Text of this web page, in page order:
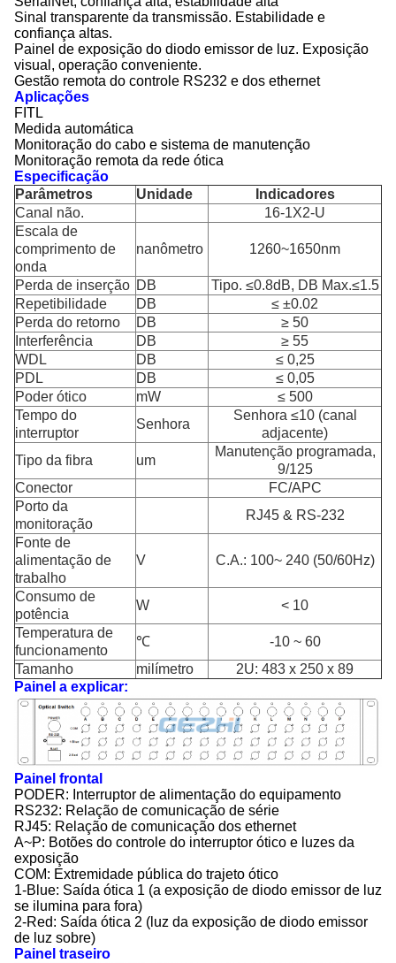
Sinal transparente da transmissão. Estabilidade e
confiança altas.
Painel de exposição do diodo emissor de luz. Exposição
visual, operação conveniente.
Gestão remota do controle RS232 e dos ethernet
Aplicações
FITL
Medida automática
Monitoração do cabo e sistema de manutenção
Monitoração remota da rede ótica
Especificação
Parâmetros
Unidade
Indicadores
Canal não.
16-1X2-U
Escala de
comprimento de
onda
nanômetro 1260~1650nm
Perda de inserção DB
Tipo. ≤0.8dB, DB Max.≤1.5
Repetibilidade
DB
≤ ±0.02
Perda do retorno
DB
≥ 50
Interferência
DB
≥ 55
WDL
DB
≤ 0,25
PDL
DB
≤ 0,05
Poder ótico
mW
≤ 500
Tempo do
interruptor
Senhora
Senhora ≤10 (canal
adjacente)
Tipo da fibra
um
Manutenção programada,
9/125
Conector
FC/APC
Porto da
monitoração
RJ45 & RS-232
Fonte de
alimentação de
trabalho
V C.A.: 100~ 240 (50/60Hz)
Consumo de
potência
W
< 10
Temperatura de
funcionamento
℃
-10 ~ 60
Tamanho
milímetro
2U: 483 x 250 x 89
Painel a explicar:
Painel frontal
PODER: Interruptor de alimentação do equipamento
RS232: Relação de comunicação de série
RJ45: Relação de comunicação dos ethernet
A~P: Botões do controle do interruptor ótico e luzes da
exposição
COM: Extremidade pública do trajeto ótico
1-Blue: Saída ótica 1 (a exposição de diodo emissor de luz
se ilumina para fora)
2-Red: Saída ótica 2 (luz da exposição de diodo emissor
de luz sobre)
Painel traseiro